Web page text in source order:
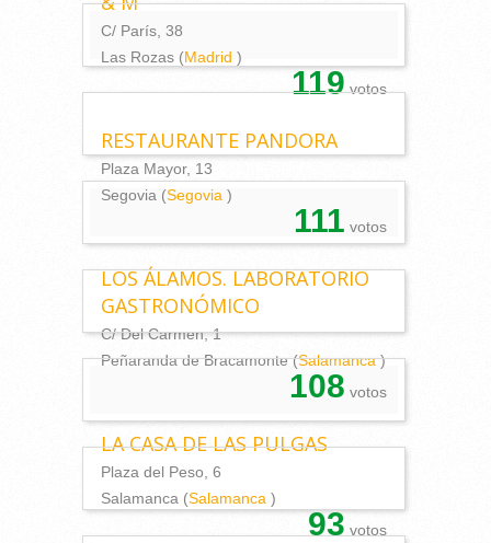
C/ París, 38
Las Rozas (Madrid )
119votos
RESTAURANTE PANDORA
Plaza Mayor, 13
Segovia (Segovia )
111 votos
LOS ÁLAMOS. LABORATORIO
GASTRONÓMICO
C/ Del Carmen, 1
Peñaranda de Bracamonte (Salamanca )
108 votos
LA CASA DE LAS PULGAS
Plaza del Peso, 6
Salamanca (Salamanca )
93 votos